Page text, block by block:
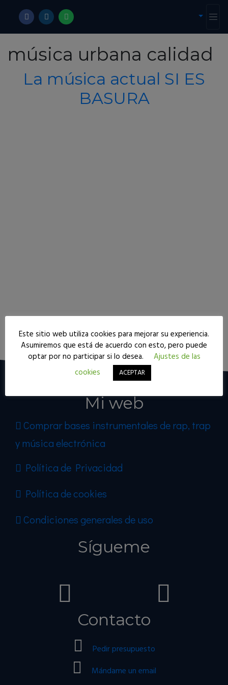
música urbana calidad
La música actual SI ES
BASURA
Seguir leyendo
Mi web
Comprar bases instrumentales de rap, trap
y música electrónica
Política de Privacidad
Política de cookies
Condiciones generales de uso
Sígueme
Contacto
Pedir presupuesto
Mándame un email
Este sitio web utiliza cookies para mejorar su experiencia.
Asumiremos que está de acuerdo con esto, pero puede
optar por no participar si lo desea.
Ajustes de las
cookies
ACEPTAR